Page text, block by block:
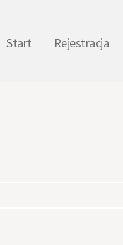
Start Rejestracja